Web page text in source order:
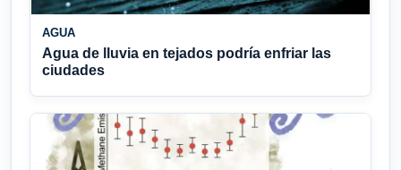
AGUA
Agua de lluvia en tejados podría enfriar las
ciudades